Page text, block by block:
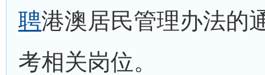
聘港澳居民管理办法的
考相关岗位。